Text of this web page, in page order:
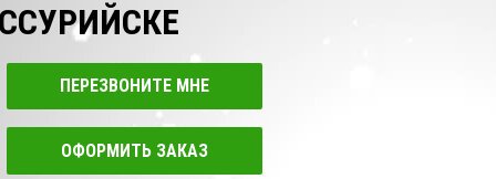
ПЕРЕЗВОНИТЕ МНЕ
ОФОРМИТЬ ЗАКАЗ